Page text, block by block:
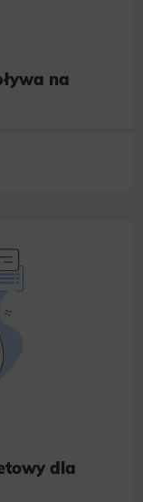
na
dla